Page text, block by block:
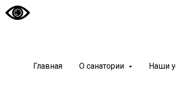
Главная О санатории Наши